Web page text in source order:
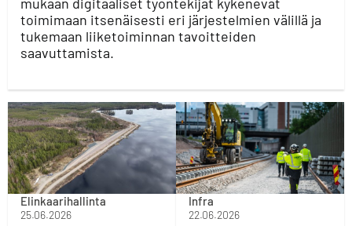
toimimaan itsenäisesti eri järjestelmien välillä ja
tukemaan liiketoiminnan tavoitteiden
saavuttamista.
Elinkaarihallinta
25.06.2026
Infra
22.06.2026